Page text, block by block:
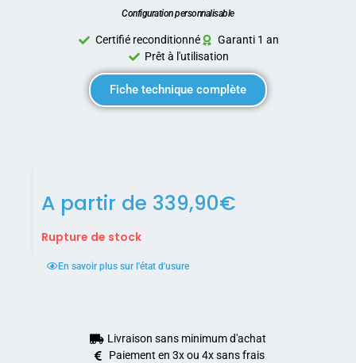
Configuration personnalisable
Certifié reconditionné
Garanti 1 an
Prêt à l'utilisation
Fiche technique complète
A partir de 339,90€
Rupture de stock
En savoir plus sur l'état d'usure
Livraison sans minimum d'achat
Paiement en 3x ou 4x sans frais